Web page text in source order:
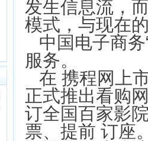
发生信息流，
模式，与现在
中国电子商
服务。
在 携程网上
正式推出看购
订全国百家影
票、提前 订座